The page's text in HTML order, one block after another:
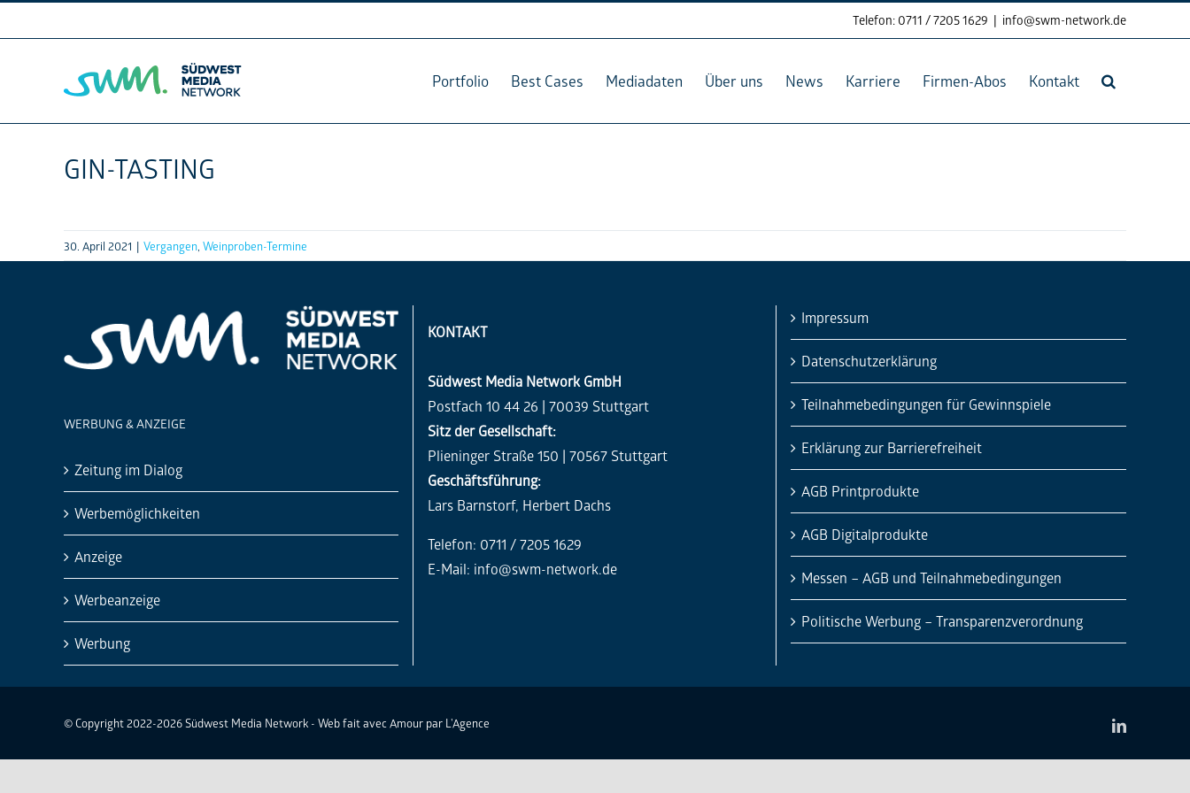
to
Telefon: 0711 / 7205 1629 | info@swm-network.de
Portfolio Best Cases Mediadaten Über uns News Karriere Firmen-Abos Kontakt
GIN-TASTING
30. April 2021 | Vergangen Weinproben-Termine
WERBUNG & ANZEIGE
Zeitung im Dialog
Werbemöglichkeiten
Anzeige
Werbeanzeige
Werbung
KONTAKT
Südwest Media Network GmbH
Postfach 10 44 26 | 70039 Stuttgart
Sitz der Gesellschaft:
Plieninger Straße 150 | 70567 Stuttgart
Geschäftsführung:
Lars Barnstorf, Herbert Dachs
Telefon: 0711 / 7205 1629
E-Mail: info@swm-network.de
Impressum
Datenschutzerklärung
Teilnahmebedingungen für Gewinnspiele
Erklärung zur Barrierefreiheit
AGB Printprodukte
AGB Digitalprodukte
Messen – AGB und Teilnahmebedingungen
Politische Werbung – Transparenzverordnung
© Copyright 2022-2026 Südwest Media Network - Web fait avec Amour par L'Agence LinkedIn